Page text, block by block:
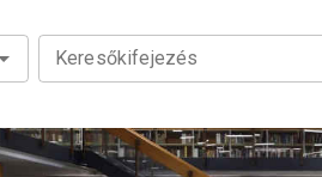
Keresőkifejezés